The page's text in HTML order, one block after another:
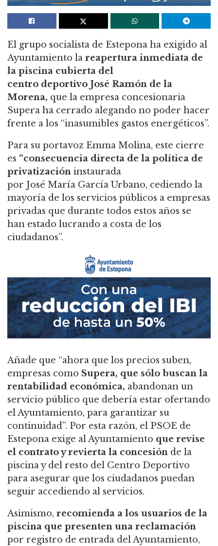
El grupo socialista de Estepona ha exigido al
Ayuntamiento la reapertura inmediata de
la piscina cubierta del
centro deportivo José Ramón de la
Morena, que la empresa concesionaria
Supera ha cerrado alegando no poder hacer
frente a los “inasumibles gastos energéticos”.
Para su portavoz Emma Molina, este cierre
es “consecuencia directa de la política de
privatización instaurada
por José María García Urbano, cediendo la
mayoría de los servicios públicos a empresas
privadas que durante todos estos años se
han estado lucrando a costa de los
ciudadanos”.
Añade que “ahora que los precios suben,
empresas como Supera, que sólo buscan la
rentabilidad económica, abandonan un
servicio público que debería estar ofertando
el Ayuntamiento, para garantizar su
continuidad”. Por esta razón, el PSOE de
Estepona exige al Ayuntamiento que revise
el contrato y revierta la concesión de la
piscina y del resto del Centro Deportivo
para asegurar que los ciudadanos puedan
seguir accediendo al servicios.
Asimismo, recomienda a los usuarios de la
piscina que presenten una reclamación
por registro de entrada del Ayuntamiento,